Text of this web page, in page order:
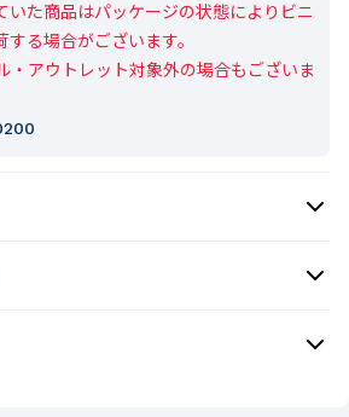
た商品はパッケージの状態によりビニ
る場合がございます。
アウトレット対象外の場合もございま